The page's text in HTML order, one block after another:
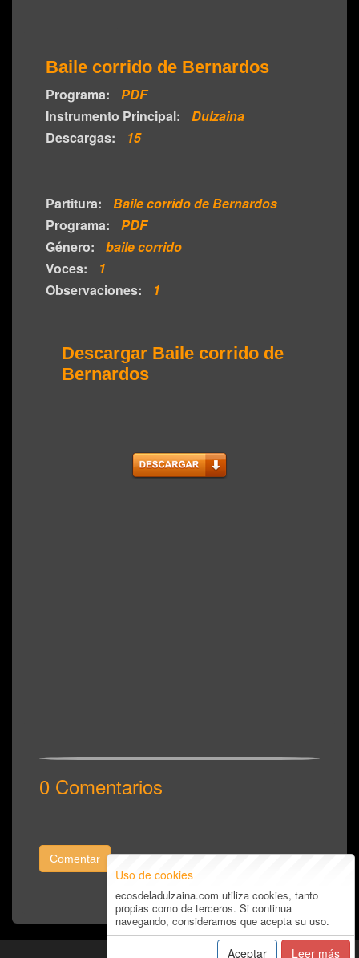
Baile corrido de Bernardos
Programa:
PDF
Instrumento Principal:
Dulzaina
Descargas:
15
Partitura:
Baile corrido de Bernardos
Programa:
PDF
Género:
baile corrido
Voces:
1
Observaciones:
1
Descargar Baile corrido de
Bernardos
0 Comentarios
Comentar
Uso de cookies
ecosdeladulzaina.com utiliza cookies, tanto
propias como de terceros. Si continua
navegando, consideramos que acepta su uso.
Aceptar Leer más